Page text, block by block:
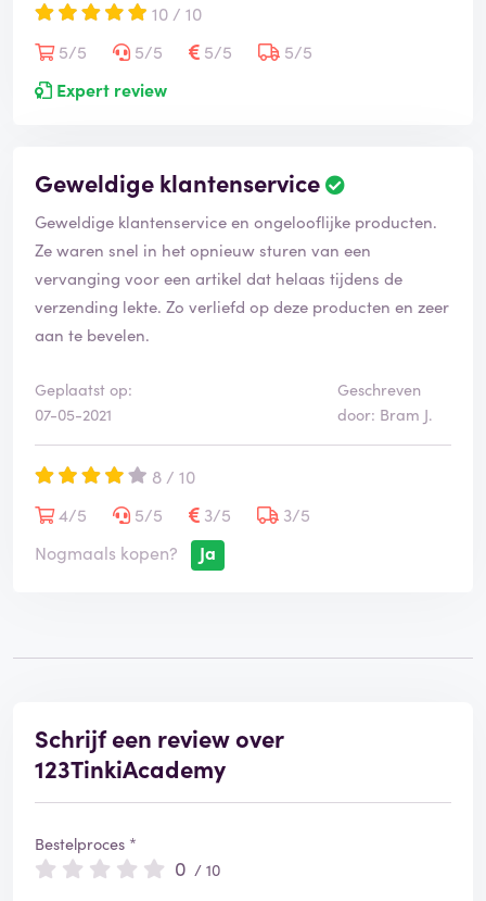
10 / 10
5/5
5/5 5/5
5/5
Expert review
Geweldige klantenservice
B
o
o
r
d
e
n
g
s
e
Geweldige klantenservice en ongelooflijke producten.
Ze waren snel in het opnieuw sturen van een
vervanging voor een artikel dat helaas tijdens de
verzending lekte. Zo verliefd op deze producten en zeer
aan te bevelen.
Geplaatst op:
07-05-2021
Geschreven
door: Bram J.
8 / 10
4/5
5/5 3/5
3/5
Nogmaals kopen?
Ja
Schrijf een review over
123TinkiAcademy
Bestelproces *
0 / 10